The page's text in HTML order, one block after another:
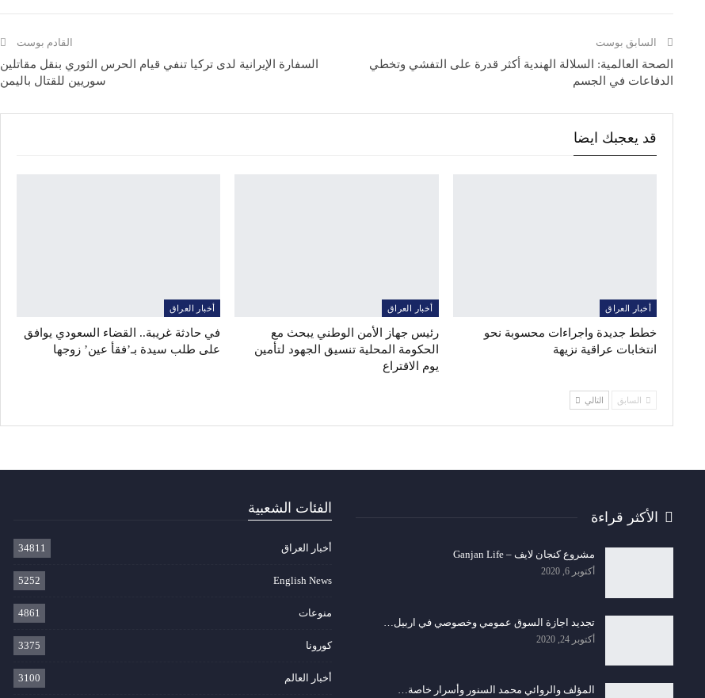
السابق بوست
الصحة العالمية: السلالة الهندية أكثر قدرة على التفشي وتخطي
الدفاعات في الجسم
القادم بوست
السفارة الإيرانية لدى تركيا تنفي قيام الحرس الثوري بنقل مقاتلين
سوريين للقتال باليمن
قد يعجبك ايضا
أخبار العراق
خطط جديدة واجراءات محسوبة نحو
انتخابات عراقية نزيهة
أخبار العراق
رئيس جهاز الأمن الوطني يبحث مع
الحكومة المحلية تنسيق الجهود لتأمين
يوم الاقتراع
أخبار العراق
في حادثة غريبة.. القضاء السعودي يوافق
على طلب سيدة بـ’فقأ عين’ زوجها
السابق التالي
الأكثر قراءة
مشروع كنجان لايف – Ganjan Life
أكتوبر 6, 2020
تجديد اجازة السوق عمومي وخصوصي في اربيل…
أكتوبر 24, 2020
المؤلف والروائي محمد السنور وأسرار خاصة…
الفئات الشعبية
أخبار العراق 34811
English News
5252
منوعات 4861
كورونا 3375
أخبار العالم 3100